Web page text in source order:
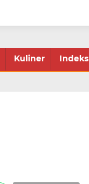
Kuliner Indeks